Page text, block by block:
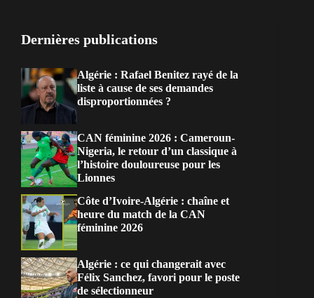
Dernières publications
Algérie : Rafael Benitez rayé de la
liste à cause de ses demandes
disproportionnées ?
CAN féminine 2026 : Cameroun-
Nigeria, le retour d’un classique à
l’histoire douloureuse pour les
Lionnes
Côte d’Ivoire-Algérie : chaîne et
heure du match de la CAN
féminine 2026
Algérie : ce qui changerait avec
Félix Sanchez, favori pour le poste
de sélectionneur